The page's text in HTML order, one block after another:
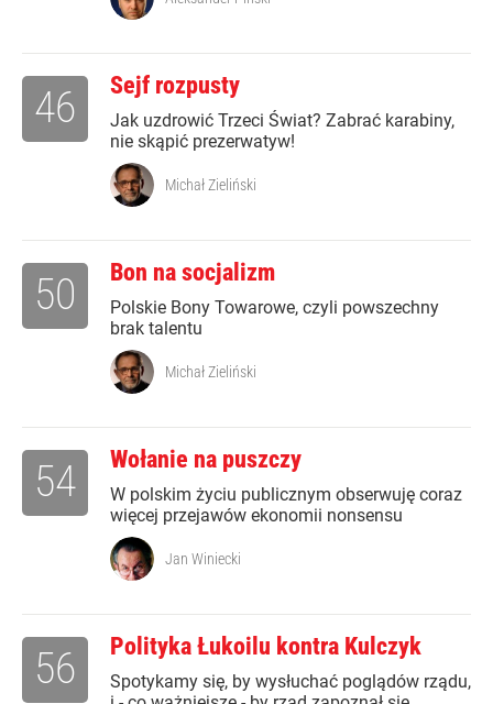
Sejf rozpusty
Jak uzdrowić Trzeci Świat? Zabrać karabiny,
nie skąpić prezerwatyw!
46
Michał Zieliński
Bon na socjalizm
Polskie Bony Towarowe, czyli powszechny
brak talentu
50
Michał Zieliński
Wołanie na puszczy
W polskim życiu publicznym obserwuję coraz
więcej przejawów ekonomii nonsensu
54
Jan Winiecki
Polityka Łukoilu kontra Kulczyk
Spotykamy się, by wysłuchać poglądów rządu,
56